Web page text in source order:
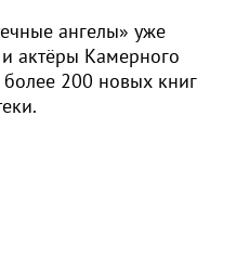
ангелы» уже
актёры Камерного
200 новых книг